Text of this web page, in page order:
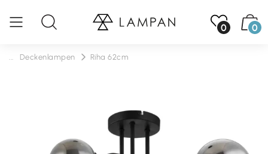
0 0
Deckenlampen Riha 62cm